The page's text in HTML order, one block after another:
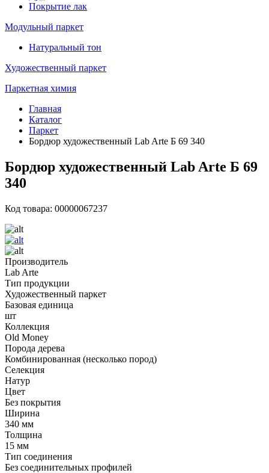
Покрытие лак
Модульный паркет
Натуральный тон
Художественный паркет
Паркетная химия
Главная
Каталог
Паркет
Бордюр художественный Lab Arte Б 69 340
Бордюр художественный Lab Arte Б 69
340
Код товара: 00000067237
Производитель
Lab Arte
Тип продукции
Художественный паркет
Базовая единица
шт
Коллекция
Old Money
Порода дерева
Комбинированная (несколько пород)
Селекция
Натур
Цвет
Без покрытия
Ширина
340 мм
Толщина
15 мм
Тип соединения
Без соединительных профилей